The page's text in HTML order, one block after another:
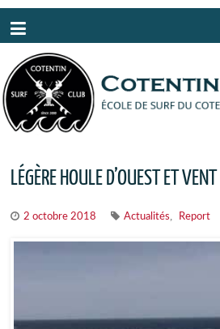
LÉGÈRE HOULE D’OUEST ET
2 octobre 2018 Actualités Report
Panneau de gestion des cookies